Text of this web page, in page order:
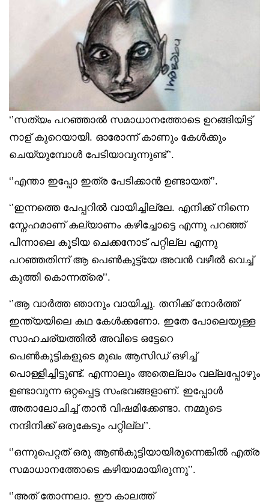
‘’സത്യം പറഞ്ഞാൽ സമാധാനത്തോടെ ഉറങ്ങിയിട്ട്
നാള് കുറെയായി. ഓരോന്ന് കാണും കേൾക്കും
ചെയ്യുമ്പോൾ പേടിയാവുന്നുണ്ട്’’.
‘’എന്താ ഇപ്പോ ഇത്ര പേടിക്കാൻ ഉണ്ടായത്’’.
‘’ഇന്നത്തെ പേപ്പറിൽ വായിച്ചില്ലേ. എനിക്ക് നിന്നെ
സ്നേഹമാണ് കല്യാണം കഴിച്ചോട്ടെ എന്നു പറഞ്ഞ്
പിന്നാലെ കൂടിയ ചെക്കനോട് പറ്റില്ല എന്നു
പറഞ്ഞതിന്ന് ആ പെൺകുട്ട്യേ അവൻ വഴീൽ വെച്ച്
കുത്തി കൊന്നത്രെ’’.
‘’ആ വാർത്ത ഞാനും വായിച്ചു. തനിക്ക് നോർത്ത്
ഇന്ത്യയിലെ കഥ കേൾക്കണോ. ഇതേ പോലെയുള്ള
സാഹചര്യത്തിൽ അവിടെ ഒട്ടേറെ
പെൺകുട്ടികളുടെ മുഖം ആസിഡ് ഒഴിച്ച്
പൊള്ളിച്ചിട്ടുണ്ട്. എന്നാലും അതെല്ലാം വല്ലപ്പോഴും
ഉണ്ടാവുന്ന ഒറ്റപ്പെട്ട സംഭവങ്ങളാണ്. ഇപ്പോൾ
അതാലോചിച്ച് താൻ വിഷമിക്കേണ്ടാ. നമ്മുടെ
നന്ദിനിക്ക് ഒരുകേടും പറ്റില്ല’’.
‘’ഒന്നുപെറ്റത് ഒരു ആൺകുട്ടിയായിരുന്നെങ്കിൽ എത്ര
സമാധാനത്തോടെ കഴിയാമായിരുന്നു’’.
‘’അത് തോന്നലാ. ഈ കാലത്ത്